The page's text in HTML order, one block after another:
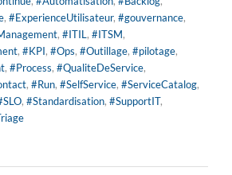
, #ExperienceUtilisateur, #gouvernance,
, #ITIL, #ITSM,
, #KPI, #Ops, #Outillage, #pilotage,
, #Process, #QualiteDeService,
, #Run, #SelfService, #ServiceCatalog,
, #Standardisation, #SupportIT,